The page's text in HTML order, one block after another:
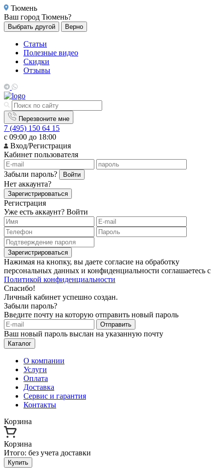
Тюмень
Ваш город Тюмень?
Выбрать другой Верно
Статьи
Полезные видео
Скидки
Отзывы
Перезвоните мне
7 (495) 150 64 15
с 09:00 до 18:00
Вход/Регистрация
Кабинет пользователя
Забыли пароль? Войти
Нет аккаунта?
Зарегистрироваться
Регистрация
Уже есть аккаунт? Войти
Зарегистрироваться
Нажимая на кнопку, вы даете согласие на обработку
персональных данных и конфиденциальности соглашаетесь с
Политикой конфиденциальности
Спасибо!
Личный кабинет успешно создан.
Забыли пароль?
Введите почту на которую отправить новый пароль
Отправить
Ваш новый пароль выслан на указанную почту
Каталог
О компании
Услуги
Оплата
Доставка
Сервис и гарантия
Контакты
Корзина
Корзина
Итого: без учета доставки
Купить